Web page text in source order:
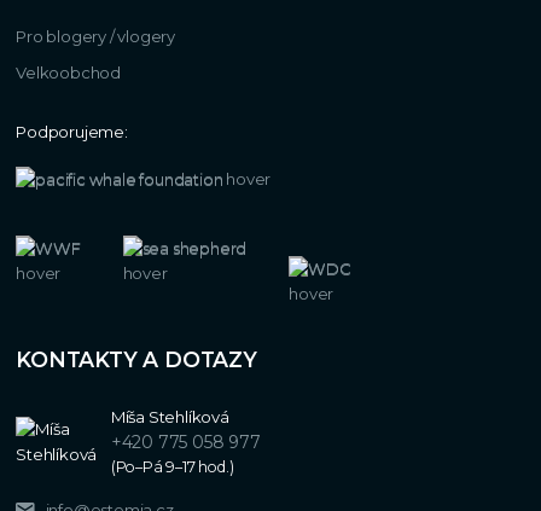
Pro blogery / vlogery
Velkoobchod
Podporujeme:
KONTAKTY A DOTAZY
Míša Stehlíková
+420 775 058 977
(Po–Pá 9–17 hod.)